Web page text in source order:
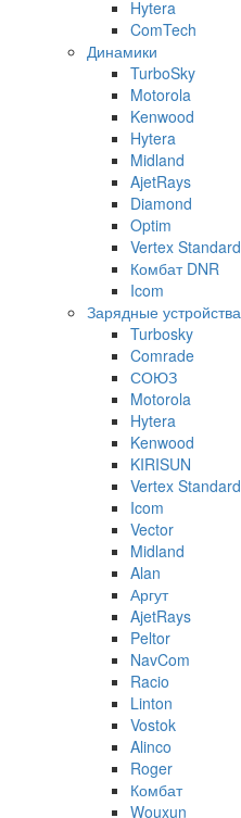
Hytera
ComTech
Динамики
TurboSky
Motorola
Kenwood
Hytera
Midland
AjetRays
Diamond
Optim
Vertex Standard
Комбат DNR
Icom
Зарядные устройства
Turbosky
Comrade
СОЮЗ
Motorola
Hytera
Kenwood
KIRISUN
Vertex Standard
Icom
Vector
Midland
Alan
Аргут
AjetRays
Peltor
NavCom
Racio
Linton
Vostok
Alinco
Roger
Комбат
Wouxun